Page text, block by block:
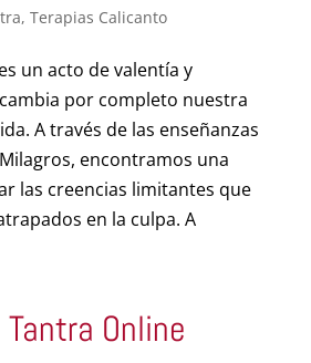
, Terapias Calicanto
un acto de valentía y
por completo nuestra
A través de las enseñanzas
encontramos una
las creencias limitantes que
en la culpa. A
Online